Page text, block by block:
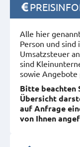
Alle hier
Person und
Umsatzsteuer
sind
sowie
Bitte beachten
Übersicht
auf Anfrage
von Ihnen